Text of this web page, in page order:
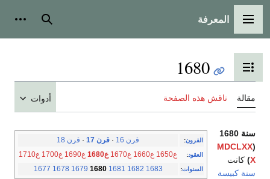
القائمة الرئيسية
المعرفة بحث
تبديل عرض جدول المحتويات
1680
مقالة ناقش هذه الصفحة أدوات
القرون: قرن 16 · قرن 17 · قرن 18
العقود: ع1650 ع1660 ع1670 ع1680 ع1690 ع1700 ع1710
السنوات:
1677 1678 1679 1680 1681 1682 1683
سنة 1680
(
MDCLXX
X
) كانت
سنة كبيسة